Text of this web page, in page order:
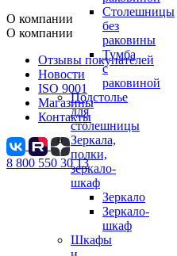
Столешницы
без
раковины
Тумба
с
раковиной
Подстолье
для
столешницы
Зеркала,
полки,
зеркало-
шкаф
Зеркало
Зеркало-
шкаф
Шкафы
О компании
О компании
Отзывы покупателей
Новости
ISO 9001
Магазины
Контакты
8 800 550 30 13